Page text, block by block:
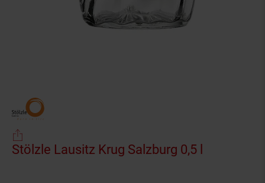
Stölzle Lausitz Krug Salzburg 0,5 l